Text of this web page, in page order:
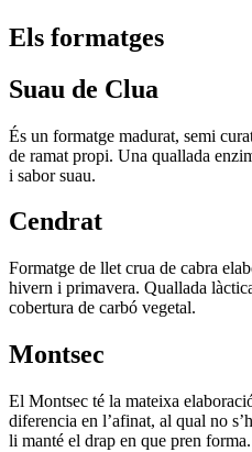
Els formatges
Suau de Clua
És un formatge madurat, semi
de ramat propi. Una quallada
i sabor suau.
Cendrat
Formatge de llet crua de cabra
hivern i primavera. Quallada
cobertura de carbó vegetal.
Montsec
El Montsec té la mateixa
diferencia en l’afinat, al qual no
li manté el drap en que pren forma.